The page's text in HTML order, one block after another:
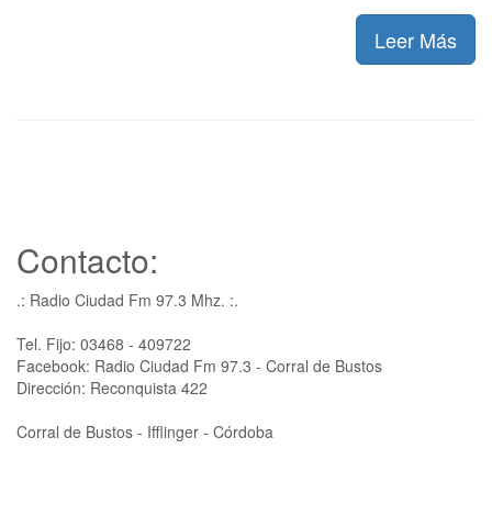
Leer Más
Contacto:
.: Radio Ciudad Fm 97.3 Mhz. :.
Tel. Fijo: 03468 - 409722
Facebook: Radio Ciudad Fm 97.3 - Corral de Bustos
Dirección: Reconquista 422
Corral de Bustos - Ifflinger - Córdoba